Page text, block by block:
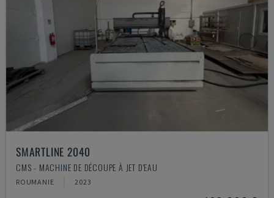
SMARTLINE 2040
CMS - MACHINE DE DÉCOUPE À JET D'EAU
ROUMANIE 2023